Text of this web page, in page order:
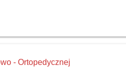
- Ortopedycznej